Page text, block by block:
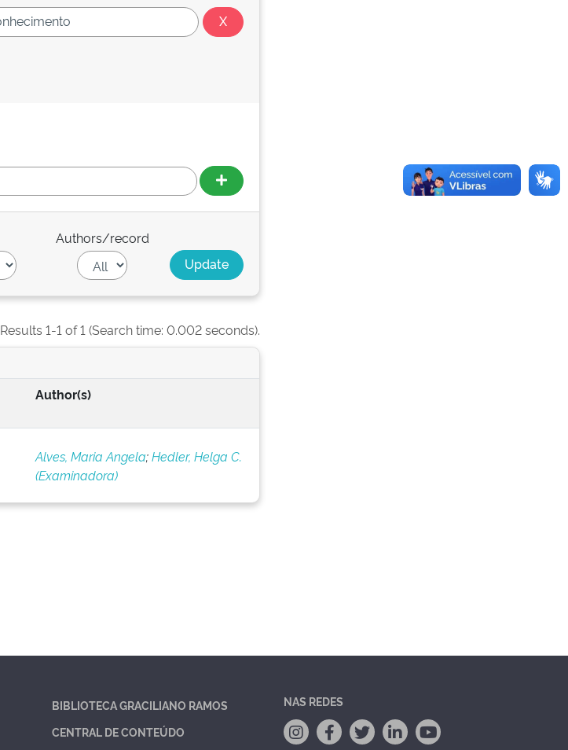
Authors/record
Results 1-1 of 1 (Search time: 0.002 seconds).
Author(s)
Alves, Maria Angela;Hedler, Helga C.
(Examinadora)
BIBLIOTECA GRACILIANO RAMOS
CENTRAL DE CONTEÚDO
NAS REDES